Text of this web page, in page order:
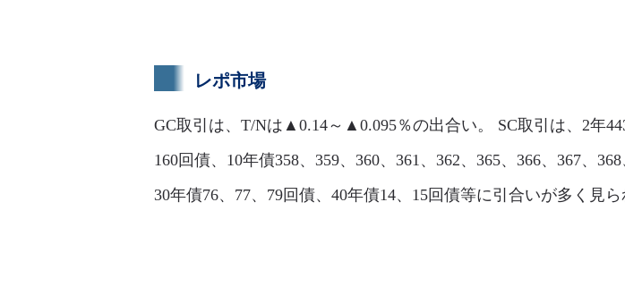
レポ市場
GC取引は、T/Nは▲0.14～▲0.095％の出合い。 SC取引は、2年
160回債、10年債358、359、360、361、362、365、366、367、
30年債76、77、79回債、40年債14、15回債等に引合いが多く見ら